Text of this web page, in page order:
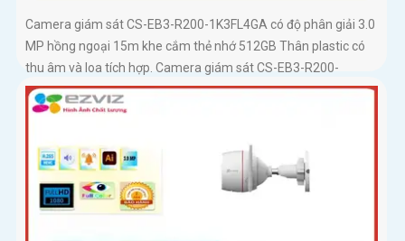
Camera giám sát CS-EB3-R200-1K3FL4GA có độ phân giải 3.0
MP hồng ngoại 15m khe cắm thẻ nhớ 512GB Thân plastic có
thu âm và loa tích hợp. Camera giám sát CS-EB3-R200-
1K3FL4GA là...